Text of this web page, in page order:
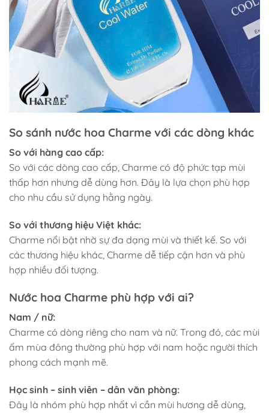
So sánh nước hoa Charme với các dòng khác
So với hàng cao cấp:
So với các dòng cao cấp, Charme có độ phức tạp mùi
thấp hơn nhưng dễ dùng hơn. Đây là lựa chọn phù hợp
cho nhu cầu sử dụng hằng ngày.
So với thương hiệu Việt khác:
Charme nổi bật nhờ sự đa dạng mùi và thiết kế. So với
các thương hiệu khác, Charme dễ tiếp cận hơn và phù
hợp nhiều đối tượng.
Nước hoa Charme phù hợp với ai?
Nam / nữ:
Charme có dòng riêng cho nam và nữ. Trong đó, các mùi
ấm mùa đông thường phù hợp với nam hoặc người thích
phong cách mạnh mẽ.
Học sinh – sinh viên – dân văn phòng:
Đây là nhóm phù hợp nhất vì cần mùi hương dễ dùng,